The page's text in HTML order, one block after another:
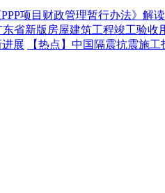
项目财政管理暂行办法》解读
东省新版房屋建筑工程竣工验收
展 【热点】 中国隔震抗震施工